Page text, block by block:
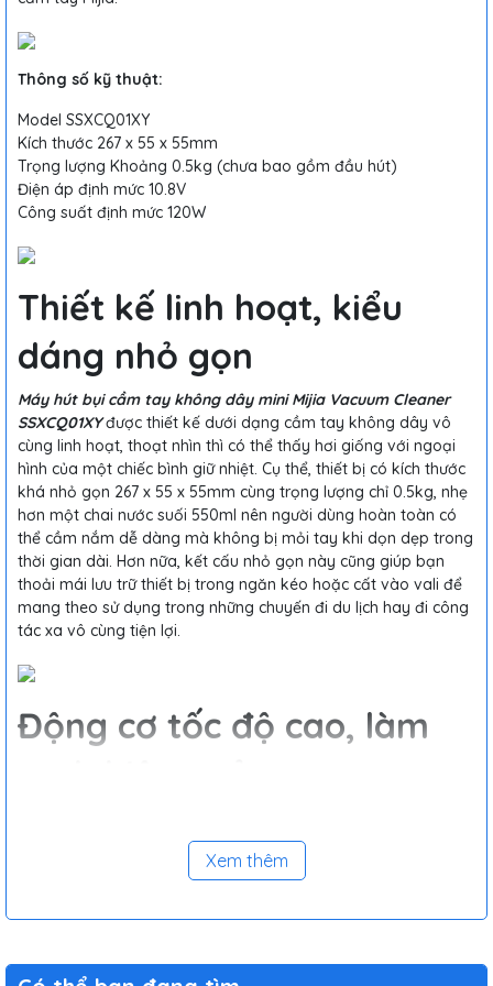
Thông số kỹ thuật:
Model SSXCQ01XY
Kích thước 267 x 55 x 55mm
Trọng lượng Khoảng 0.5kg (chưa bao gồm đầu hút)
Điện áp định mức 10.8V
Công suất định mức 120W
Thiết kế linh hoạt, kiểu
dáng nhỏ gọn
Máy hút bụi cầm tay không dây mini Mijia Vacuum Cleaner
SSXCQ01XYđược thiết kế dưới dạng cầm tay không dây vô
cùng linh hoạt, thoạt nhìn thì có thể thấy hơi giống với ngoại
hình của một chiếc bình giữ nhiệt. Cụ thể, thiết bị có kích thước
khá nhỏ gọn 267 x 55 x 55mm cùng trọng lượng chỉ 0.5kg, nhẹ
hơn một chai nước suối 550ml nên người dùng hoàn toàn có
thể cầm nắm dễ dàng mà không bị mỏi tay khi dọn dẹp trong
thời gian dài. Hơn nữa, kết cấu nhỏ gọn này cũng giúp bạn
thoải mái lưu trữ thiết bị trong ngăn kéo hoặc cất vào vali để
mang theo sử dụng trong những chuyến đi du lịch hay đi công
tác xa vô cùng tiện lợi.
Động cơ tốc độ cao, làm
được trang bị động cơ không chổi than hiện đại,
hoạt động với tốc độ 88.000 vòng/phút cùng lực hút mạnh
mẽ lên đến 13kPa, cho khả năng hút và làm sạch bụi mịn, lông
hiệu quả choMijia SSXCQ01XY
Xem thêm